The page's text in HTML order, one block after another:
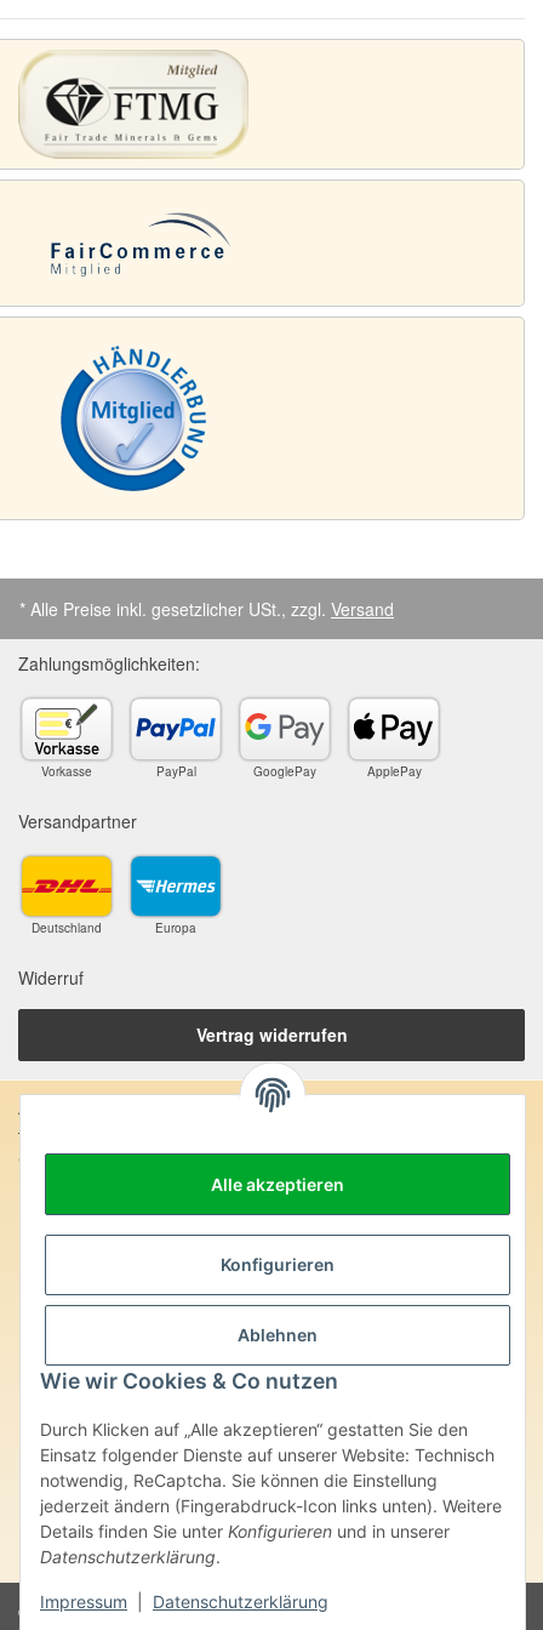
Alle akzeptieren
Konfigurieren
Ablehnen
Wie wir Cookies & Co nutzen
Durch Klicken auf „Alle akzeptieren“ gestatten Sie den
Einsatz folgender Dienste auf unserer Website: Technisch
notwendig, ReCaptcha. Sie können die Einstellung
jederzeit ändern (Fingerabdruck-Icon links unten). Weitere
Details finden Sie unter Konfigurieren und in unserer
Datenschutzerklärung.
Impressum Datenschutzerklärung
* Alle Preise inkl. gesetzlicher USt., zzgl. Versand
Zahlungsmöglichkeiten:
Vorkasse PayPal GooglePay ApplePay
Versandpartner
Deutschland Europa
Widerruf
Vertrag widerrufen
Anschrift:
SteinZeitOase
D-75391 Gechingen
Edelsteine und Mineralien werden im esoterischen Bereich
besondere Kräfte und Eigenschaften zugeordnet. Wir weisen
heilender Wirkungen (körperlich-seelisch-mental-geistig) einzelner
überlassenen Unterlagen bisher weder medizinisch anerkannt oder
wissenschaftlich nachweisbar sind. Die gemachten Angaben
beruhen ausschließlich auf Überlieferungen und langjähriger
Erfahrung. Unsere Produkte ersetzen nie den Besuch beim Arzt
oder Heilpraktiker und sind auch kein Medikamentenersatz. Auch
stellen unsere Angaben im ärztlichen Sinne keine Diagnose- oder
Therapieform dar.
© Karin Philippin - SteinZeitOase